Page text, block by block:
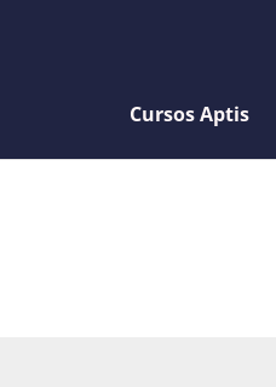
Cursos Aptis